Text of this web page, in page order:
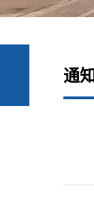
通